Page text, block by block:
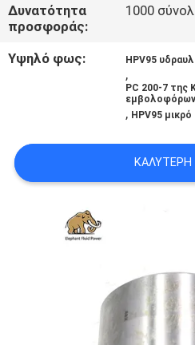
ΕΙΔΉΣΕΙΣ
ΠΕΡΙΠΤΏΣΕΙΣ
SITEMAP
PRIVACY
POLICY
Δυνατότητα
προσφοράς:
1000
Υψηλό φως: HPV95
,
PC 200-7 της
εμβολοφόρων
, HPV95
ΚΑΛΎΤΕΡΗ